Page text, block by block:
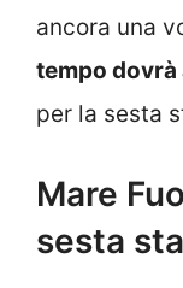
ancora una
tempo
per la sesta
Mare
sesta